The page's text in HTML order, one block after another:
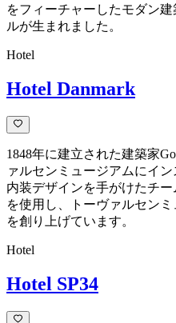
をフィーチャーしたモダン
ルが生まれました。
Hotel
Hotel Danmark
1848年に建立された建築家
ァルセンミュージアムにイ
内装デザインを手がけたチ
を使用し、トーヴァルセン
を創り上げています。
Hotel
Hotel SP34